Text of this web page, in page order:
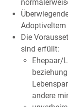
normalerwei
Adoptiveltern
Die
sind erfüllt:
Ehepaar/
andere